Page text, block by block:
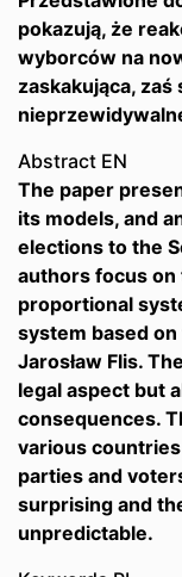
pokazują, że
wyborców na
zaskakująca,
Abstract EN
The paper
its models, and
elections to the
authors focus on
proportional
system based
Jarosław Flis.
legal aspect but
consequences.
various
parties and
surprising and
unpredictable.